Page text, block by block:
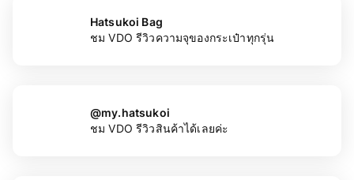
Hatsukoi Bag
ชม VDO รีวิวความจุของกระเป๋าทุกรุ่น
@my.hatsukoi
ชม VDO รีวิวสินค้าได้เลยค่ะ